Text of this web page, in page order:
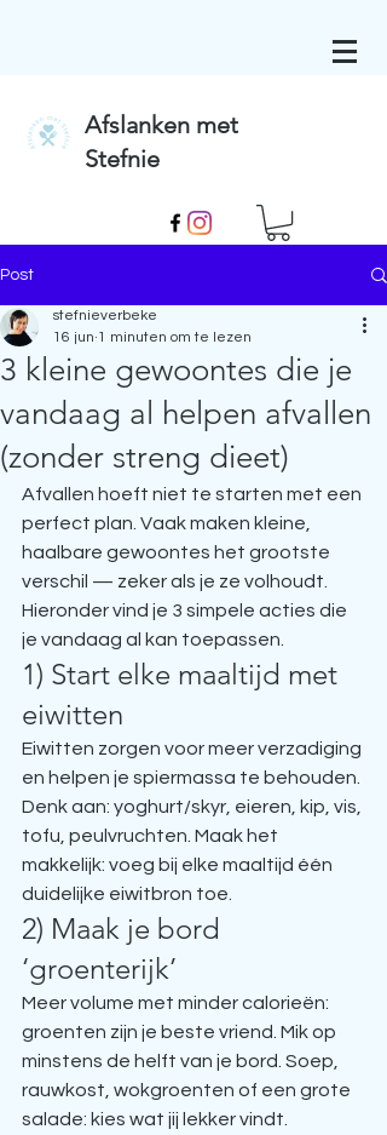
Afslanken met
Stefnie
Post
3 kleine gewoontes die je
vandaag al helpen afvallen
(zonder streng dieet)
stefnieverbeke
16 jun 1 minuten om te lezen
Afvallen hoeft niet te starten met een
perfect plan. Vaak maken kleine,
haalbare gewoontes het grootste
verschil — zeker als je ze volhoudt.
Hieronder vind je 3 simpele acties die
je vandaag al kan toepassen.
1) Start elke maaltijd met
eiwitten
Eiwitten zorgen voor meer verzadiging
en helpen je spiermassa te behouden.
Denk aan: yoghurt/skyr, eieren, kip, vis,
tofu, peulvruchten. Maak het
makkelijk: voeg bij elke maaltijd één
duidelijke eiwitbron toe.
2) Maak je bord
‘groenterijk’
Meer volume met minder calorieën:
groenten zijn je beste vriend. Mik op
minstens de helft van je bord. Soep,
rauwkost, wokgroenten of een grote
salade: kies wat jij lekker vindt.